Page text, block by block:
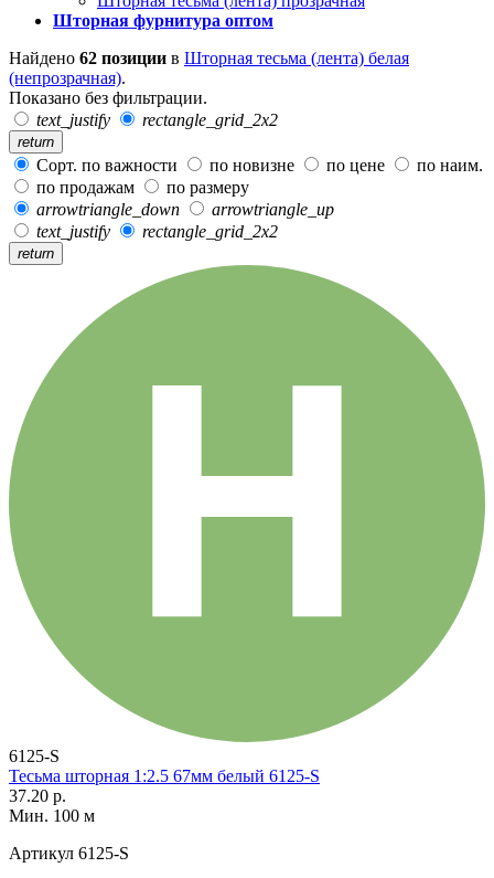
Шторная фурнитура оптом
Найдено 62 позиции в Шторная тесьма (лента) белая
(непрозрачная).
Показано без фильтрации.
text_justify
rectangle_grid_2x2
return
Сорт. по важности по новизне по цене
по наим.
по продажам
по размеру
arrowtriangle_down
arrowtriangle_up
text_justify
rectangle_grid_2x2
return
6125-S
Тесьма шторная 1:2.5 67мм белый 6125-S
37.20 р.
Мин. 100 м
Артикул 6125-S